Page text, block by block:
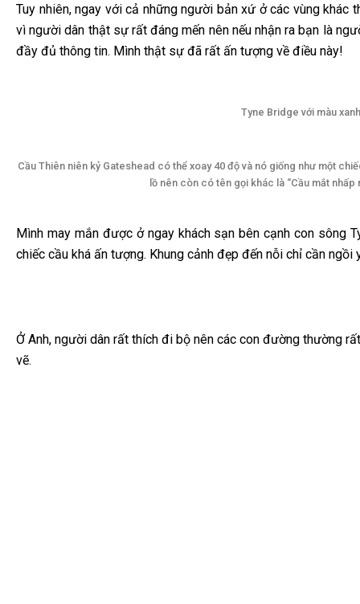
Tuy nhiên, ngay với cả những người bản xứ ở các vùng khác
vì người dân thật sự rất đáng mến nên nếu nhận ra bạn là
đầy đủ thông tin. Mình thật sự đã rất ấn tượng về điều này!
Tyne Bridge với màu
Cầu Thiên niên kỷ Gateshead có thể xoay 40 độ và nó giống như một
lồ nên còn có tên gọi khác là “Cầu mắt
Mình may mắn được ở ngay khách sạn bên cạnh con sông
chiếc cầu khá ấn tượng. Khung cảnh đẹp đến nỗi chỉ cần
Ở Anh, người dân rất thích đi bộ nên các con đường thường
vẽ.